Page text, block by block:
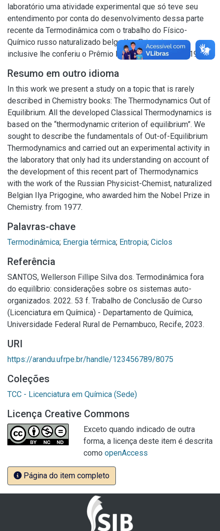
laboratório uma atividade experimental que só teve seu
entendimento por conta do desenvolvimento dessa parte
recente da Termodinâmica com o trabalho do Físico-
Químico russo naturalizado belga Ilya Prigogine que
inclusive lhe conferiu o Prêmio Nobel de Química de 1977.
Resumo em outro idioma
In this work we present a study on a topic that is rarely
described in Chemistry books: The Thermodynamics Out of
Equilibrium. All the developed Classical Thermodynamics is
based on the “thermodynamic criterion of equilibrium”. We
sought to describe the fundamentals of Out-of-Equilibrium
Thermodynamics and carried out an experimental activity in
the laboratory that only had its understanding on account of
the development of this recent part of Thermodynamics
with the work of the Russian Physicist-Chemist, naturalized
Belgian Ilya Prigogine, who awarded him the Nobel Prize in
Chemistry. from 1977.
Palavras-chave
Termodinâmica; Energia térmica; Entropia; Ciclos
Referência
SANTOS, Wellerson Fillipe Silva dos. Termodinâmica fora
do equilíbrio: considerações sobre os sistemas auto-
organizados. 2022. 53 f. Trabalho de Conclusão de Curso
(Licenciatura em Química) - Departamento de Química,
Universidade Federal Rural de Pernambuco, Recife, 2023.
URI
https://arandu.ufrpe.br/handle/123456789/8075
Coleções
TCC - Licenciatura em Química (Sede)
Licença Creative Commons
Exceto quando indicado de outra
forma, a licença deste item é descrita
como openAccess
Página do item completo